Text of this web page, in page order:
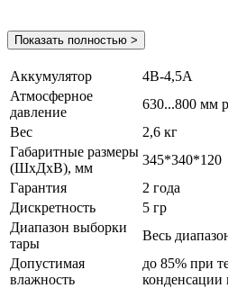
Показать полностью >
Аккумулятор
4В-4,5А
Атмосферное
давление
630...800 мм
Вес
2,6 кг
Габаритные размеры
(ШхДхВ), мм
345*340*120
Гарантия
2 года
Дискретность
5 гр
Диапазон выборки
тары
Весь
Допустимая
влажность
до 85% при
конденсации